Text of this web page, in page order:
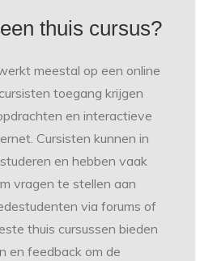
thuis cursus?
meestal op een online
toegang krijgen
en interactieve
Cursisten kunnen in
en hebben vaak
vragen te stellen aan
via forums of
thuis cursussen bieden
en feedback om de